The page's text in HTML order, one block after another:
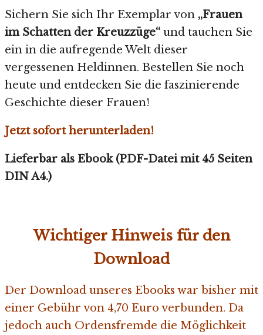
Sichern Sie sich Ihr Exemplar von „Frauen
im Schatten der Kreuzzüge“ und tauchen Sie
ein in die aufregende Welt dieser
vergessenen Heldinnen. Bestellen Sie noch
heute und entdecken Sie die faszinierende
Geschichte dieser Frauen!
Jetzt sofortherunterladen!
Lieferbar als Ebook (PDF-Datei mit 45 Seiten
DIN A4.)
Wichtiger Hinweis für den
Download
Der Download unseres Ebooks war bisher mit
einer Gebühr von 4,70 Euro verbunden. Da
jedoch auch Ordensfremde die Möglichkeit